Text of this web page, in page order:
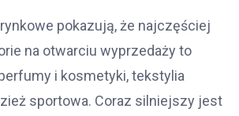
pokazują, że najczęściej
na otwarciu wyprzedaży to
i kosmetyki, tekstylia
sportowa. Coraz silniejszy jest